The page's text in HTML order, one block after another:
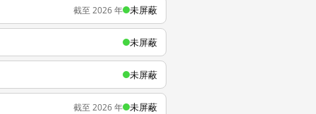
截至 2026 年 未屏蔽
未屏蔽
未屏蔽
截至 2026 年 未屏蔽